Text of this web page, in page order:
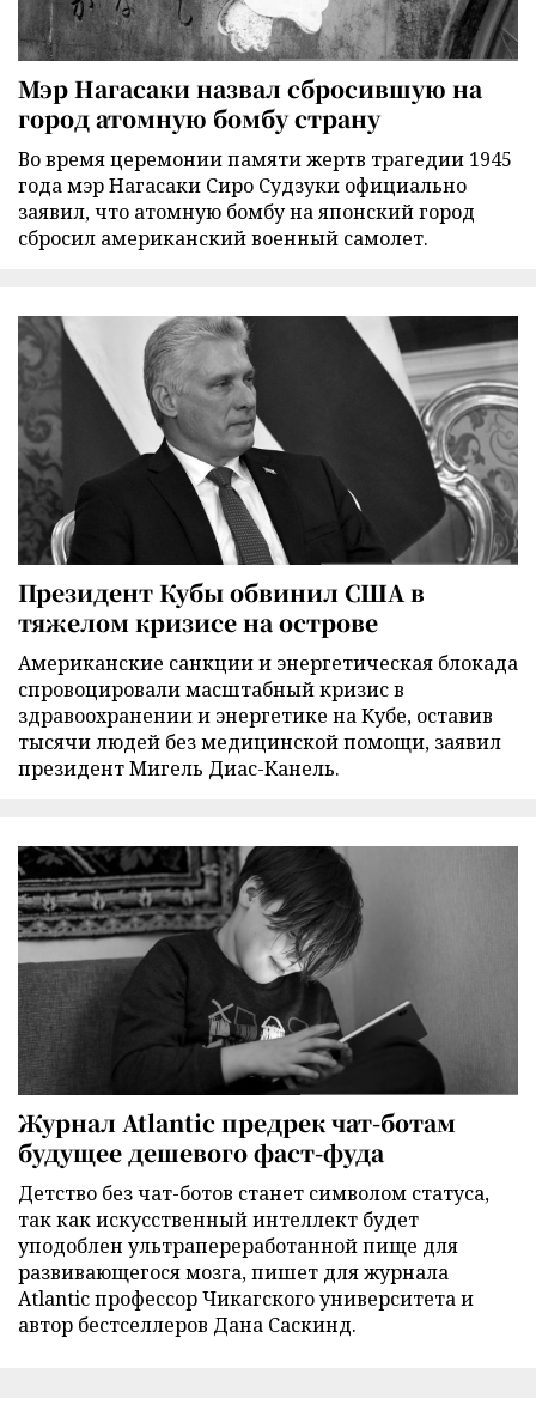
Мэр Нагасаки назвал сбросившую на
город атомную бомбу страну
Во время церемонии памяти жертв трагедии 1945
года мэр Нагасаки Сиро Судзуки официально
заявил, что атомную бомбу на японский город
сбросил американский военный самолет.
Президент Кубы обвинил США в
тяжелом кризисе на острове
Американские санкции и энергетическая блокада
спровоцировали масштабный кризис в
здравоохранении и энергетике на Кубе, оставив
тысячи людей без медицинской помощи, заявил
президент Мигель Диас-Канель.
Журнал Atlantic предрек чат-ботам
будущее дешевого фаст-фуда
Детство без чат-ботов станет символом статуса,
так как искусственный интеллект будет
уподоблен ультрапереработанной пище для
развивающегося мозга, пишет для журнала
Atlantic профессор Чикагского университета и
автор бестселлеров Дана Саскинд.